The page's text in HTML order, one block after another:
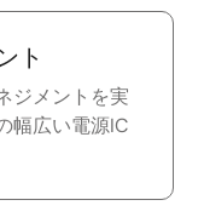
ト
ジメントを実
幅広い電源IC